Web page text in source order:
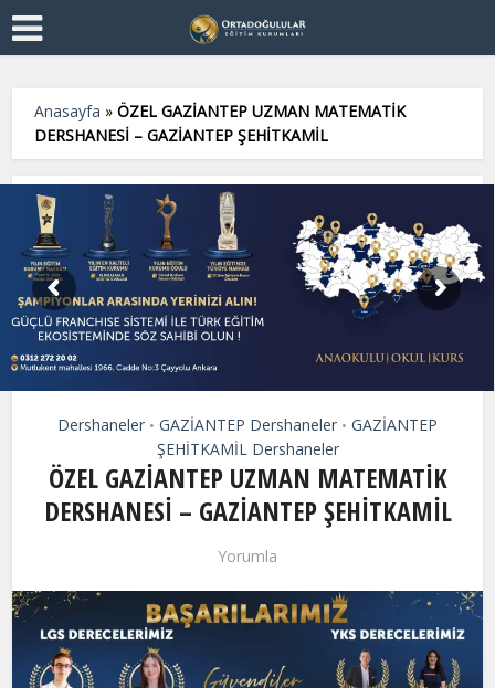
Anasayfa »ÖZEL GAZİANTEP UZMAN MATEMATİK
DERSHANESİ – GAZİANTEP ŞEHİTKAMİL
Dershaneler • GAZİANTEP Dershaneler • GAZİANTEP
ŞEHİTKAMİL Dershaneler
ÖZEL GAZİANTEP UZMAN MATEMATİK
DERSHANESİ – GAZİANTEP ŞEHİTKAMİL
Yorumla